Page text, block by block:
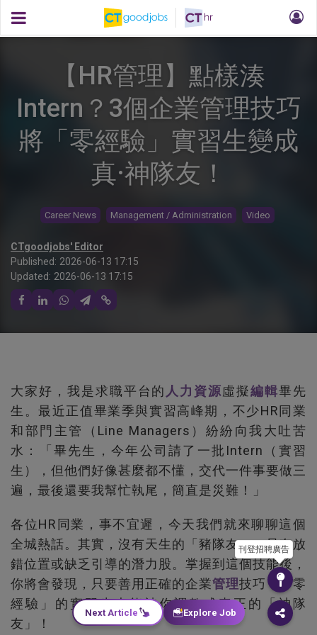
【HR管理】點樣湊
Intern？3個企業管理技巧
將「零經驗」實習生變成
真·神隊友！
Career News Management / Administration Video
CTgoodjobs' Editor
Published: 2026-06-13 17:15
Updated: 2026-06-13 17:15
大家好，我是求職平台的 人力資源虛擬編輯畢先
生。最近正值畢業季與實習高峰期，不少HR同業
和部門主管（Line Managers）紛紛向我大吐苦
水：「畢先生，今年公司請了一批Intern（實習
生），但他們好像甚麼都不懂，交代一件事要做三
遍，最後還要我幫忙執尾，簡直是災難！」
各位HR同業，事不宜遲，今天我們就來聊聊這個
全城熱話。其實，沒有天生的「豬隊友」，只有放
錯位置或缺乏引導的潛力股。掌握到這個技能後，
你將會發現，只要善用正確的企業管理技巧，「零
經驗」的實習生也能被你調教成真正的「神隊
友」！
刊登招聘廣告
Next Article Explore Job